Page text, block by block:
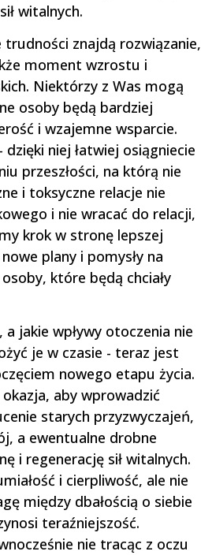
witalnych.
znajdą rozwiązanie,
moment wzrostu i
Niektórzy z Was mogą
osoby będą bardziej
i wzajemne wsparcie.
niej łatwiej osiągniecie
przeszłości, na którą nie
i toksyczne relacje nie
i nie wracać do relacji,
krok w stronę lepszej
plany i pomysły na
które będą chciały
jakie wpływy otoczenia nie
je w czasie - teraz jest
nowego etapu życia.
aby wprowadzić
starych przyzwyczajeń,
a ewentualne drobne
i regenerację sił witalnych.
i cierpliwość, ale nie
między dbałością o siebie
teraźniejszość.
nie tracąc z oczu